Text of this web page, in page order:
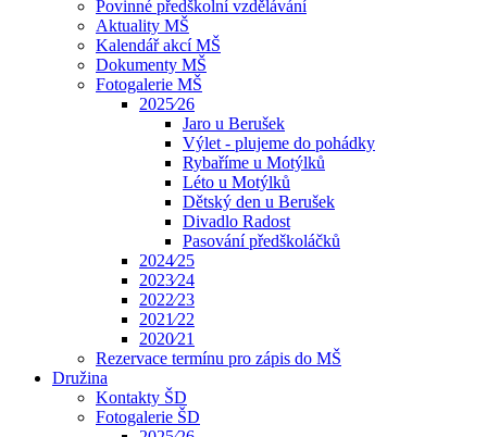
Povinné předškolní vzdělávání
Aktuality MŠ
Kalendář akcí MŠ
Dokumenty MŠ
Fotogalerie MŠ
2025⁄26
Jaro u Berušek
Výlet - plujeme do pohádky
Rybaříme u Motýlků
Léto u Motýlků
Dětský den u Berušek
Divadlo Radost
Pasování předškoláčků
2024⁄25
2023⁄24
2022⁄23
2021⁄22
2020⁄21
Rezervace termínu pro zápis do MŠ
Družina
Kontakty ŠD
Fotogalerie ŠD